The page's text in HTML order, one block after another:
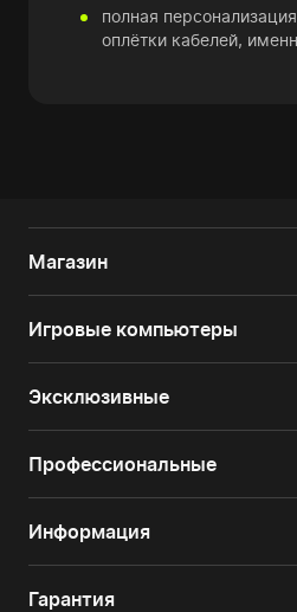
полная
оплётки кабелей,
Магазин
Игровые компьютеры
Эксклюзивные
Профессиональные
Информация
Гарантия